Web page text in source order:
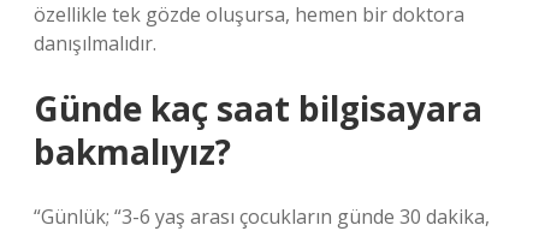
özellikle tek gözde oluşursa, hemen bir doktora
danışılmalıdır.
Günde kaç saat bilgisayara
bakmalıyız?
“Günlük; “3-6 yaş arası çocukların günde 30 dakika,